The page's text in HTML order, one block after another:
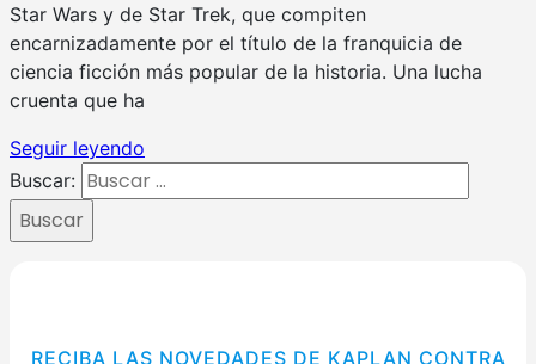
Star Wars y de Star Trek, que compiten
encarnizadamente por el título de la franquicia de
ciencia ficción más popular de la historia. Una lucha
cruenta que ha
Seguir leyendo
Buscar:
Buscar
RECIBA LAS NOVEDADES DE KAPLAN CONTRA